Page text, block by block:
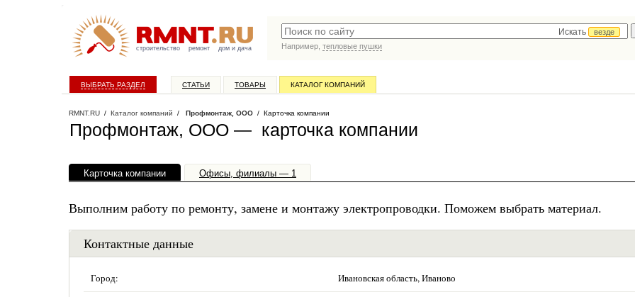
строительство ремонт дом и дача
Искать
везде
Например, тепловые пушки
ВЫБРАТЬ РАЗДЕЛ СТАТЬИ ТОВАРЫ КАТАЛОГ КОМПАНИЙ
RMNT.RU / Каталог компаний / Профмонтаж, ООО / Карточка компании
Профмонтаж, ООО — карточка компании
Карточка компании Офисы, филиалы — 1
Выполним работу по ремонту, замене и монтажу электропроводки. Поможем выбрать материал.
Контактные данные
Город: Ивановская область, Иваново